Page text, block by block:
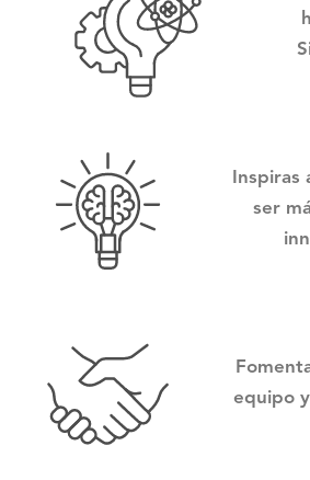
Inspiras
ser
equipo